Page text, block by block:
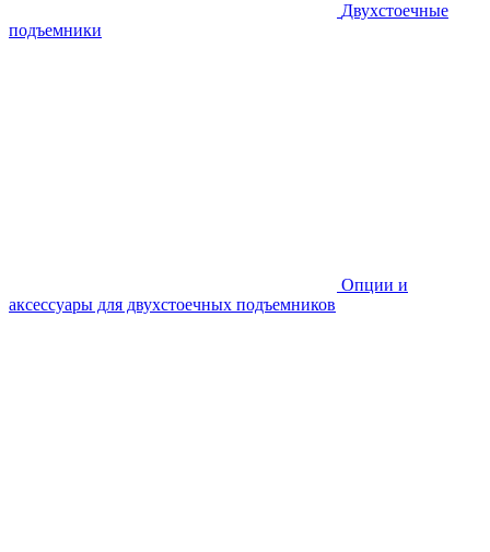
Двухстоечные
подъемники
Опции и
аксессуары для двухстоечных подъемников